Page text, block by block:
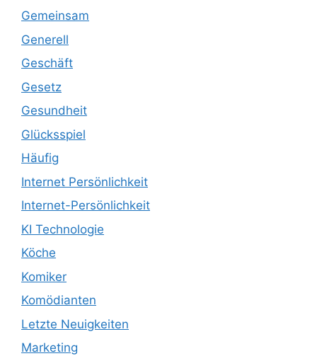
Gemeinsam
Generell
Geschäft
Gesetz
Gesundheit
Glücksspiel
Häufig
Internet Persönlichkeit
Internet-Persönlichkeit
KI Technologie
Köche
Komiker
Komödianten
Letzte Neuigkeiten
Marketing